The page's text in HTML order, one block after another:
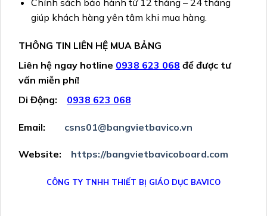
Chính sách bảo hành từ 12 tháng – 24 tháng
giúp khách hàng yên tâm khi mua hàng.
THÔNG TIN LIÊN HỆ MUA BẢNG
Liên hệ ngay hotline 0938 623 068 để được tư
vấn miễn phí!
Di Động:
0938 623 068
Email: csns01@bangvietbavico.vn
Website: https://bangvietbavicoboard.com
CÔNG TY TNHH THIẾT BỊ GIÁO DỤC BAVICO